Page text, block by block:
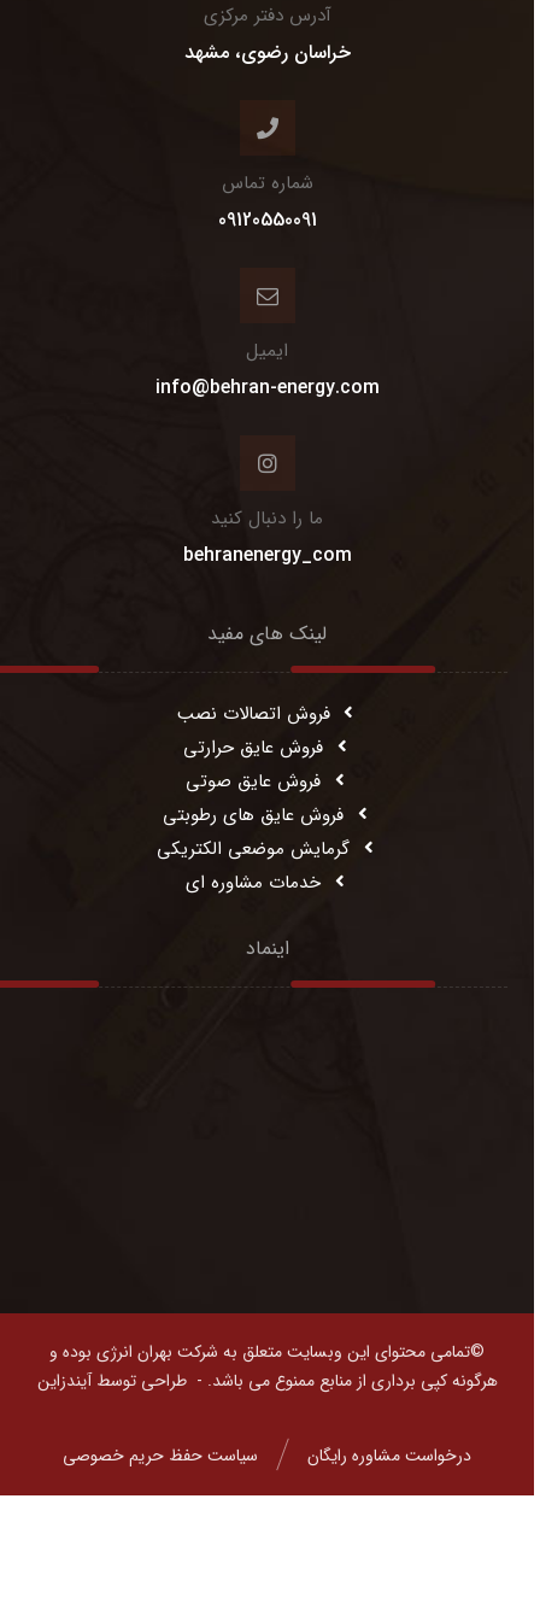
آدرس دفتر مرکزی
خراسان رضوی، مشهد
شماره تماس
09120550091
ایمیل
info@behran-energy.com
ما را دنبال کنید
behranenergy_com
لینک های مفید
فروش اتصالات نصب
فروش عایق حرارتی
فروش عایق صوتی
فروش عایق های رطوبتی
گرمایش موضعی الکتریکی
خدمات مشاوره ای
اینماد
©تمامی محتوای این وبسایت متعلق به شرکت بهران انرژی بوده و
هرگونه کپی برداری از منابع ممنوع می باشد. -طراحی توسط آیندزاین
سیاست حفظ حریم خصوصی درخواست مشاوره رایگان